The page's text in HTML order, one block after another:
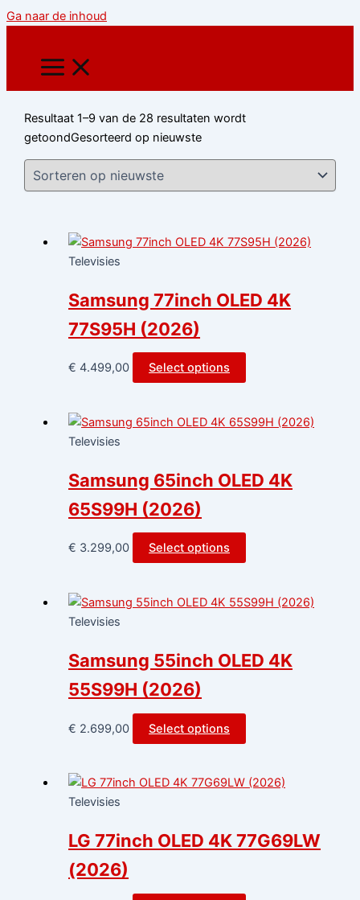
Ga naar de inhoud
Resultaat 1–9 van de 28 resultaten wordt
getoondGesorteerd op nieuwste
Televisies
Samsung 77inch OLED 4K
77S95H (2026)
€ 4.499,00 Select options
Televisies
Samsung 65inch OLED 4K
65S99H (2026)
€ 3.299,00 Select options
Televisies
Samsung 55inch OLED 4K
55S99H (2026)
€ 2.699,00 Select options
Televisies
LG 77inch OLED 4K 77G69LW
(2026)